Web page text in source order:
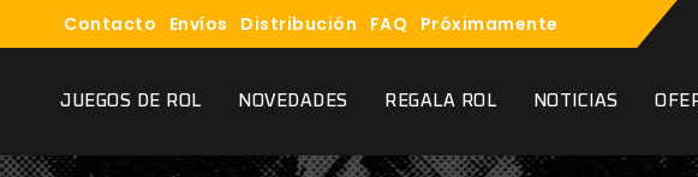
Contacto Envíos Distribución FAQ Próximamente
JUEGOS DE ROL NOVEDADES REGALA ROL NOTICIAS